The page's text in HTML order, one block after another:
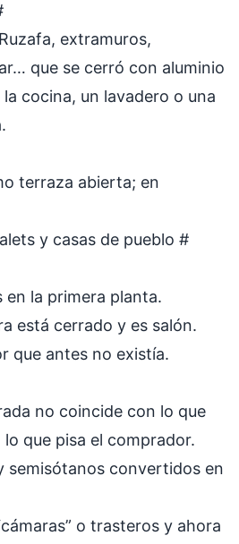
extramuros,
que se cerró con aluminio
cocina, un lavadero o una
terraza abierta; en
y casas de pueblo #
en la primera planta.
está cerrado y es salón.
que antes no existía.
no coincide con lo que
que pisa el comprador.
semisótanos convertidos en
o trasteros y ahora